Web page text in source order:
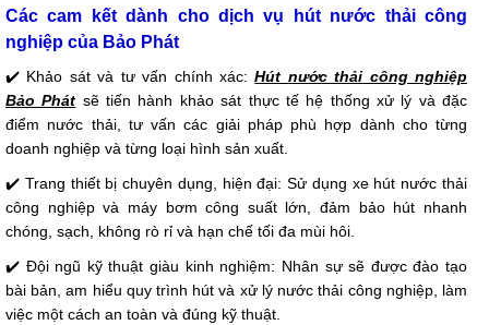
Các cam kết dành cho dịch vụ hút nước thải công
nghiệp của Bảo Phát
✔️ Khảo sát và tư vấn chính xác:Hút nước thải công nghiệp
Bảo Phát sẽ tiến hành khảo sát thực tế hệ thống xử lý và đặc
điểm nước thải, tư vấn các giải pháp phù hợp dành cho từng
doanh nghiệp và từng loại hình sản xuất.
✔️ Trang thiết bị chuyên dụng, hiện đại: Sử dụng xe hút nước thải
công nghiệp và máy bơm công suất lớn, đảm bảo hút nhanh
chóng, sạch, không rò rỉ và hạn chế tối đa mùi hôi.
✔️ Đội ngũ kỹ thuật giàu kinh nghiệm: Nhân sự sẽ được đào tạo
bài bản, am hiểu quy trình hút và xử lý nước thải công nghiệp, làm
việc một cách an toàn và đúng kỹ thuật.